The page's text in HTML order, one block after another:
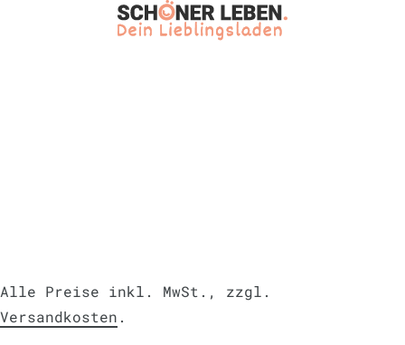
Alle Preise inkl. MwSt., zzgl.
Versandkosten .